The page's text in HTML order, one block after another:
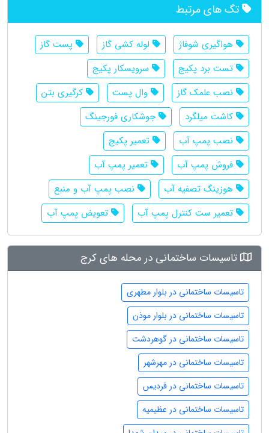
تگ های مرتبط
هواگیری شوفاژ لوله کشی گاز
پست گاز
تست برد پکیج
سرویسکار پکیج
نصب علمک گاز
وال پست
کرگیری بتن
کاشت میلگرد
جوشکاری فورجینگ
نصب پمپ آب
تعمیر پکیج
فروش پمپ آب
تعمیر پمپ آب
هوزینگ تصفیه آب
نصب پمپ آب و منبع
تعمیر ست کنترل پمپ آب
تعویض پمپ آب
تاسیسات ساختمانی در محله های کرج
تاسیسات ساختمانی در بلوار مطهری
تاسیسات ساختمانی در بلوار موذن
تاسیسات ساختمانی در گوهردشت
تاسیسات ساختمانی در مهرشهر
تاسیسات ساختمانی در فردیس
تاسیسات ساختمانی در عظیمیه